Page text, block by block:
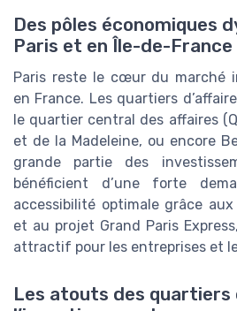
Des pôles économiques
Paris et en Île-de-France
Paris reste le cœur du marché
en France. Les quartiers
le quartier central des affaires
et de la Madeleine, ou encore
grande partie des
bénéficient d’une forte
accessibilité optimale grâce
et au projet Grand Paris
attractif pour les entreprises et
Les atouts des quartiers